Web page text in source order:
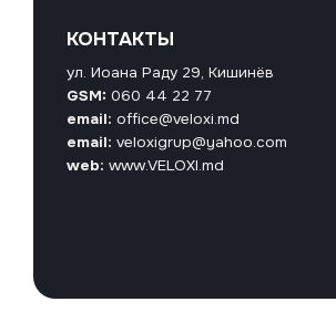
КОНТАКТЫ
ул. Иоана Раду 29, Кишинёв
GSM: 060 44 22 77
email: office@veloxi.md
email: veloxigrup@yahoo.com
web: www.VELOXI.md